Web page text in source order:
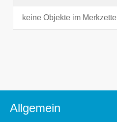
keine Objekte im Merkzettel
Allgemein